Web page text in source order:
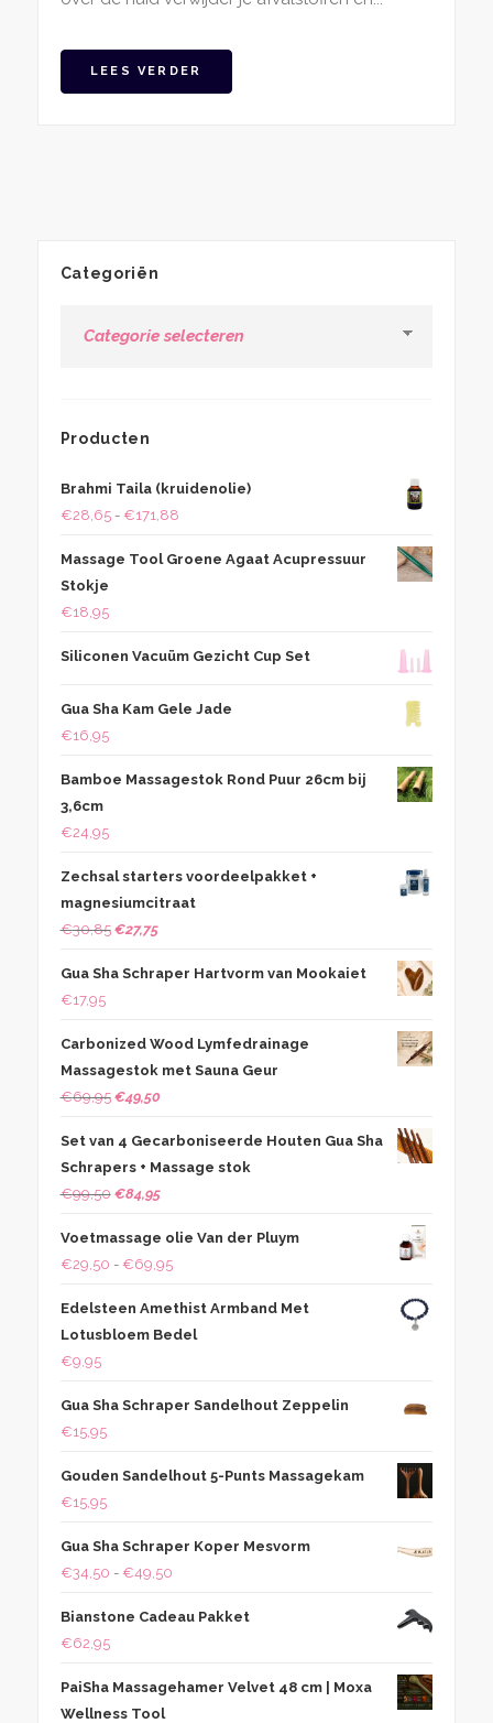
LEES VERDER
Categoriën
Producten
Brahmi Taila (kruidenolie)
€28,65 - €171,88Prijsklasse:
tot
Massage Tool Groene Agaat Acupressuur
Stokje
€18,95
Siliconen Vacuüm Gezicht Cup Set
Gua Sha Kam Gele Jade
€16,95
Bamboe Massagestok Rond Puur 26cm bij
3,6cm
€24,95
Zechsal starters voordeelpakket +
magnesiumcitraat
€30,85 Oorspronkelijke
was:
€27,75Huidige
is:
Gua Sha Schraper Hartvorm van Mookaiet
€17,95
Carbonized Wood Lymfedrainage
Massagestok met Sauna Geur
€69,95 Oorspronkelijke
was:
€69,95.
€49,50Huidige
is:
€49,50.
Set van 4 Gecarboniseerde Houten Gua Sha
Schrapers + Massage stok
€99,50 Oorspronkelijke
was:
€99,50.
€84,95Huidige
is:
€84,95.
Voetmassage olie Van der Pluym
€29,50 - €69,95Prijsklasse:
tot
€69,95
Edelsteen Amethist Armband Met
Lotusbloem Bedel
€9,95
Gua Sha Schraper Sandelhout Zeppelin
€15,95
Gouden Sandelhout 5-Punts Massagekam
€15,95
Gua Sha Schraper Koper Mesvorm
€34,50 - €49,50Prijsklasse:
tot
Bianstone Cadeau Pakket
€62,95
PaiSha Massagehamer Velvet 48 cm | Moxa
Wellness Tool